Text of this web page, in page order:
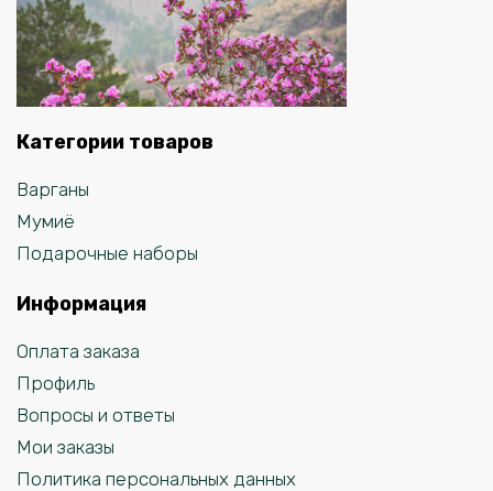
Категории товаров
Варганы
Мумиё
Подарочные наборы
Информация
Оплата заказа
Профиль
Вопросы и ответы
Мои заказы
Политика персональных данных